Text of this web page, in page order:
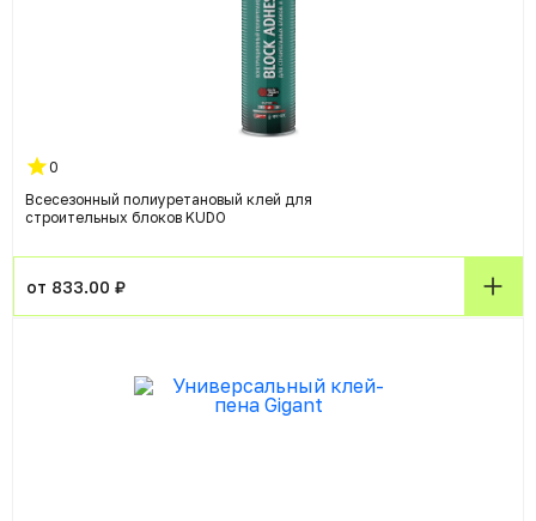
0
Всесезонный полиуретановый клей для
строительных блоков KUDO
от 833.00 ₽